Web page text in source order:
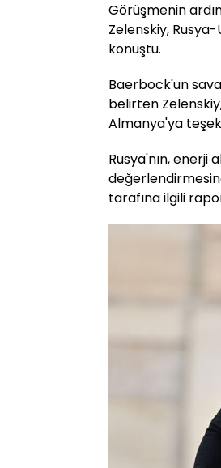
Görüşmenin
Zelenskiy,
konuştu.
Baerbock'un
belirten
Almanya'ya
Rusya'nın, enerji
tarafına ilgili